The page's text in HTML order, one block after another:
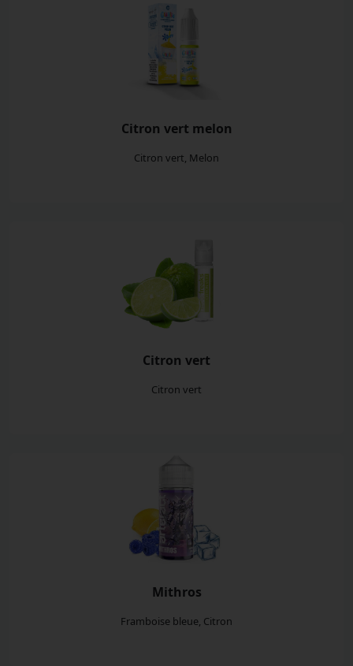
Citron vert melon
Citron vert, Melon
Citron vert
Citron vert
Mithros
Framboise bleue, Citron